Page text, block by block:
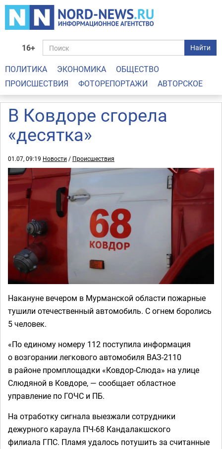
16+ Найти
ПОЛИТИКА ЭКОНОМИКА
ОБЩЕСТВО
ПРОИСШЕСТВИЯ
ФОТОРЕПОРТАЖИ АВТОРСКОЕ
В Ковдоре сгорела
«десятка»
01.07, 09:19 Новости / Происшествия
Накануне вечером в Мурманской области пожарные
тушили отечественный автомобиль. С огнем боролись
5 человек.
«По единому номеру 112 поступила информация
о возгорании легкового автомобиля ВАЗ-2110
в районе промплощадки «Ковдор-Слюда» на улице
Слюдяной в Ковдоре, — сообщает областное
управление по ГОЧС и ПБ.
На отработку сигнала выезжали сотрудники
дежурного караула ПЧ-68 Кандалакшского
филиала ГПС. Пламя удалось потушить за считанные